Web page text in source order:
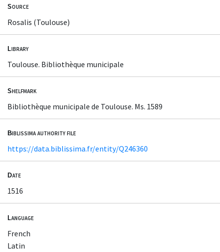
Source
Rosalis (Toulouse)
Library
Toulouse. Bibliothèque municipale
Shelfmark
Bibliothèque municipale de Toulouse. Ms. 1589
Biblissima authority file
https://data.biblissima.fr/entity/Q246360
Date
1516
Language
French
Latin